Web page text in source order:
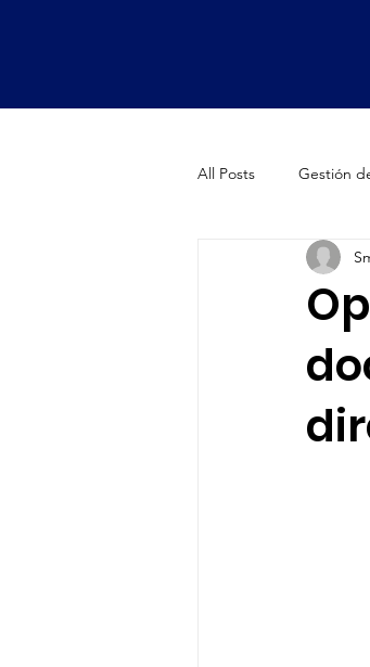
All Posts Gestión
Oficinas de
Smartsheet
Fórmula 1